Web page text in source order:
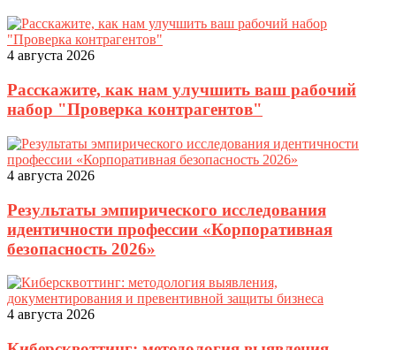
4 августа 2026
Расскажите, как нам улучшить ваш рабочий
набор "Проверка контрагентов"
4 августа 2026
Результаты эмпирического исследования
идентичности профессии «Корпоративная
безопасность 2026»
4 августа 2026